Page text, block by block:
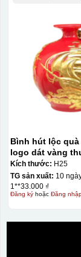
thuật in ấn
quang, trong
thành
bằng một
phẩm như ly,
tặng khác.
phù hợp cho
quy trình
tương đối
Bình hút lộc
logo dát vàng
xuôi gió 25cm
Kích thước: H25
TG sản xuất: 10
1**33.000 ₫
Đăng kýhoặc Đăng